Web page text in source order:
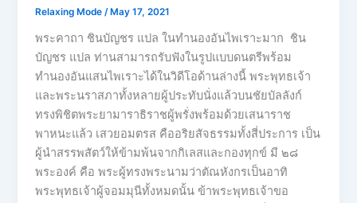
Relaxing Mode/ May 17, 2021
พระคาถา ชินบัญชร แปล ในทำนองอันไพเราะมาก ชิน
บัญชร แปล ท่านสามารถรับฟังในรูปแบบดนตรีพร้อม
ทำนองอันแสนไพเราะได้ในวิดีโอด้านล่างนี้ พระพุทธเจ้า
และพระนราสภาทั้งหลายผู้ประทับนั่งแล้วบนชัยบัลลังก์
ทรงพิชิตพระยามาราธิราชผู้พรั่งพร้อมด้วยเสนาราช
พาหนะแล้ว เสวยอมตรส คืออริยสัจธรรมทั้งสี่ประการ เป็น
ผู้นำสรรพสัตว์ให้ข้ามพ้นจากกิเลสและกองทุกข์ มี ๒๘
พระองค์ คือ พระผู้ทรงพระนามว่าตัณหังกรเป็นอาทิ
พระพุทธเจ้าผู้จอมมุนีทั้งหมดนั้น ข้าพระพุทธเจ้าขอ